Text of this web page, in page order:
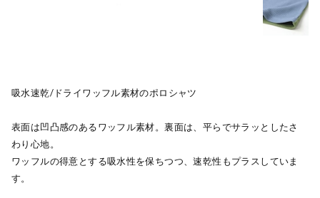
吸水速乾/ドライワッフル素材のポロシャツ
表面は凹凸感のあるワッフル素材。裏面は、平らでサラッとしたさ
わり心地。
ワッフルの得意とする吸水性を保ちつつ、速乾性もプラスしていま
す。